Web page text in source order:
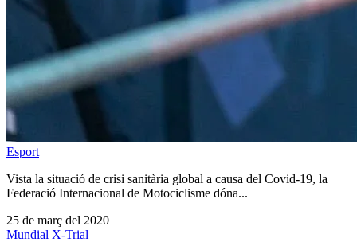
Esport
Vista la situació de crisi sanitària global a causa del Covid-19, la
Federació Internacional de Motociclisme dóna...
25 de març del 2020
Mundial X-Trial